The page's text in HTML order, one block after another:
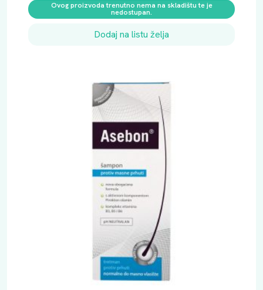
Ovog proizvoda trenutno nema na skladištu te je
nedostupan.
Dodaj na listu želja